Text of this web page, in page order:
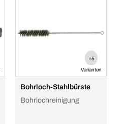
+5
Varianten
Bohrloch-Stahlbürste
Bohrlochreinigung